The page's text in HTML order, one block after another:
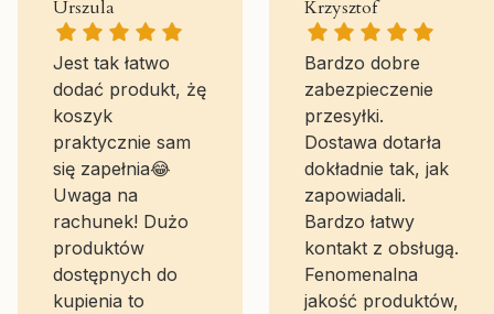
Urszula
Urszula gave a rating of: 5
Jest tak łatwo
dodać produkt, żę
koszyk
praktycznie sam
się zapełnia😂
Uwaga na
rachunek! Dużo
produktów
dostępnych do
kupienia to
Krzysztof
Krzysztof gave
Bardzo dobre
zabezpieczenie
przesyłki.
Dostawa dotarła
dokładnie tak, jak
zapowiadali.
Bardzo łatwy
kontakt z obsługą.
Fenomenalna
jakość produktów,